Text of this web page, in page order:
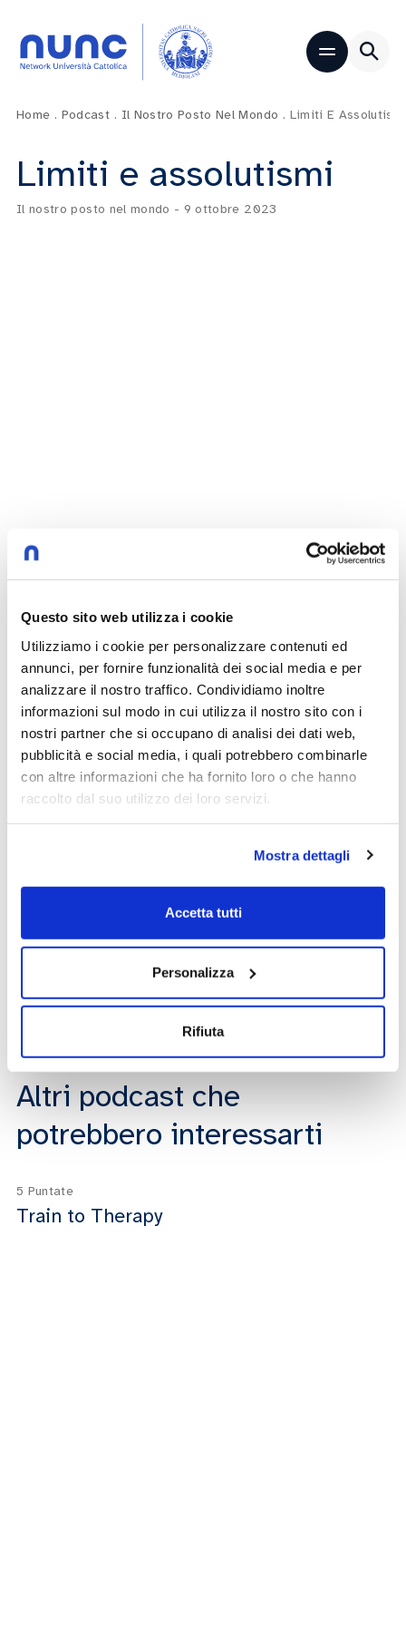
Questo sito web utilizza i cookie
Utilizziamo i cookie per personalizzare contenuti ed
annunci, per fornire funzionalità dei social media e per
analizzare il nostro traffico. Condividiamo inoltre
informazioni sul modo in cui utilizza il nostro sito con i
nostri partner che si occupano di analisi dei dati web,
pubblicità e social media, i quali potrebbero combinarle
con altre informazioni che ha fornito loro o che hanno
raccolto dal suo utilizzo dei loro servizi.
Mostra dettagli
Accetta tutti
Personalizza
Rifiuta
Home . Podcast . Il Nostro Posto Nel Mondo . Limiti E
Limiti e assolutismi
Il nostro posto nel mondo - 9 ottobre 2023
Altri Episodi
Malessere e benessere sono soggettivi
9 ottobre 2023- Il nostro posto nel mondo
3:12
Ansia
3:12
Aspettative sulla terapia
Il nostro posto nel mondo
Prendersi cura della salute mentale
9 ottobre 2023-Il nostro posto nel mondo
Altri podcast che
potrebbero interessarti
5 Puntate
Train to Therapy